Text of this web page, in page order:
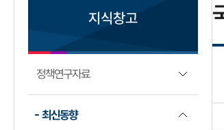
지식창고
정책연구자료
최신동향